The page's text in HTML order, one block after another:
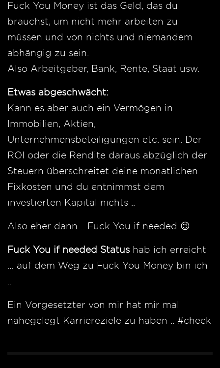
Fuck You Money ist das Geld, das du
brauchst, um nicht mehr arbeiten zu
müssen und von nichts und niemandem
abhängig zu sein.
Also Arbeitgeber, Bank, Rente, Staat usw.
Etwas abgeschwächt:
Kann es aber auch ein Vermögen in
Immobilien, Aktien,
Unternehmensbeteiligungen etc. sein. Der
ROI oder die Rendite daraus abzüglich der
Steuern überschreitet deine monatlichen
Fixkosten und du entnimmst dem
investierten Kapital nichts ..
Also eher dann .. Fuck You if needed 😉
Fuck You if needed Status hab ich erreicht
… auf dem Weg zu Fuck You Money bin ich
Ein Vorgesetzter von mir hat mir mal
nahegelegt Karriereziele zu haben .. #check